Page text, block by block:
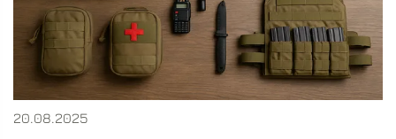
20.08.2025